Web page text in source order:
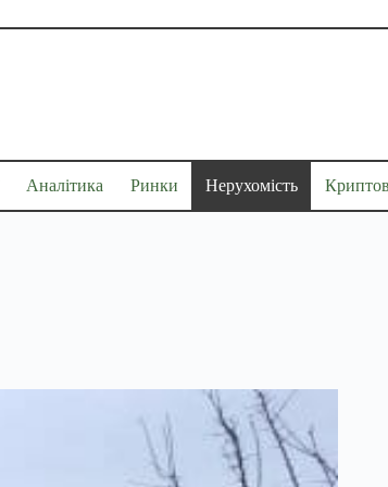
Аналітика Ринки Нерухомість